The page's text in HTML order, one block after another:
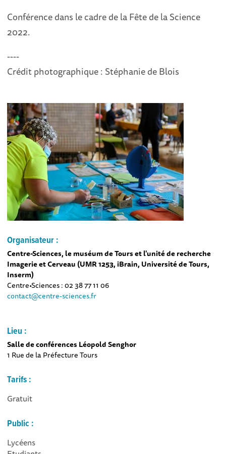
Conférence dans le cadre de la Fête de la Science
2022.
----
Crédit photographique : Stéphanie de Blois
Organisateur :
Centre-Sciences, le muséum de Tours et l'unité de recherche
Imagerie et Cerveau (UMR 1253, iBrain, Université de Tours,
Inserm)
Centre•Sciences : 02 38 77 11 06
contact@centre-sciences.fr
Lieu :
Salle de conférences Léopold Senghor
1 Rue de la Préfecture Tours
Tarifs :
Gratuit
Public :
Lycéens